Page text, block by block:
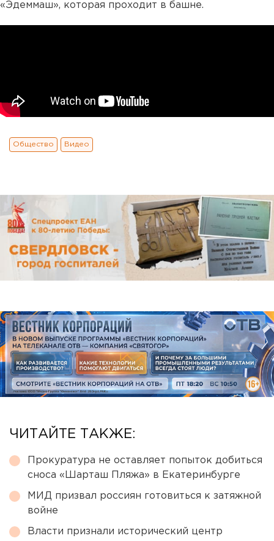
«Эдеммаш», которая проходит в башне.
Общество Видео
ЧИТАЙТЕ ТАКЖЕ:
Прокуратура не оставляет попыток добиться
сноса «Шарташ Пляжа» в Екатеринбурге
МИД призвал россиян готовиться к затяжной
войне
Власти признали исторический центр